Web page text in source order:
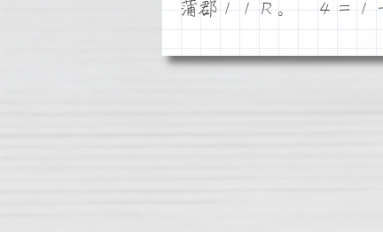
蒲郡１１Ｒ。 ４＝１